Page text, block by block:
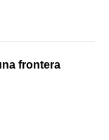
frontera